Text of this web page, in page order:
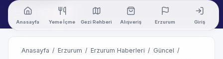
Anasayfa Yeme İçme Gezi Rehberi Alışveriş Erzurum Giriş
Anasayfa / Erzurum / Erzurum Haberleri / Güncel /